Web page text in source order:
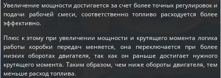
Увеличение мощности достигается за счет более точных регулировок и
подачи рабочей смеси, соответственно топливо расходуется более
эффективно.
Плюс к этому при увеличении мощности и крутящего момента логика
работы коробки передач меняется, она переключается при более
низких оборотах двигателя, так как он раньше достигает нужного
крутящего момента. Таким образом, чем ниже обороты двигателя, тем
меньше расход топлива.